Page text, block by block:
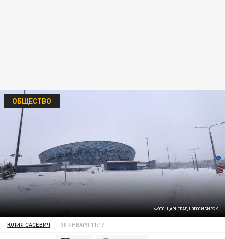
ФОТО: ЦАРЬГРАД НОВОСИБИРСК
ОБЩЕСТВО
ЮЛИЯ САСЕВИЧ 30 ЯНВАРЯ 11:17